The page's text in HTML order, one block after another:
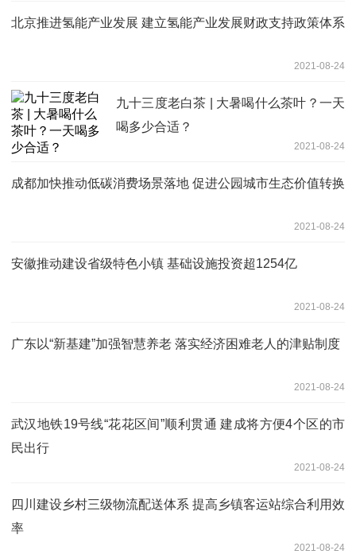
北京推进氢能产业发展 建立氢能产业发展财政支持政策体系
2021-08-24
九十三度老白茶 | 大暑喝什么茶叶？一天
喝多少合适？
2021-08-24
成都加快推动低碳消费场景落地 促进公园城市生态价值转换
2021-08-24
安徽推动建设省级特色小镇 基础设施投资超1254亿
2021-08-24
广东以“新基建”加强智慧养老 落实经济困难老人的津贴制度
2021-08-24
武汉地铁19号线“花花区间”顺利贯通 建成将方便4个区的市
民出行
2021-08-24
四川建设乡村三级物流配送体系 提高乡镇客运站综合利用效
率
2021-08-24